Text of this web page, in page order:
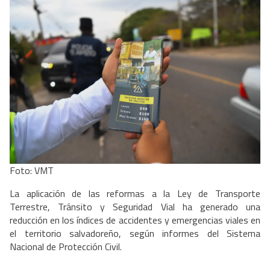
Foto: VMT
La aplicación de las reformas a la Ley de Transporte
Terrestre, Tránsito y Seguridad Vial ha generado una
reducción en los índices de accidentes y emergencias viales en
el territorio salvadoreño, según informes del Sistema
Nacional de Protección Civil.